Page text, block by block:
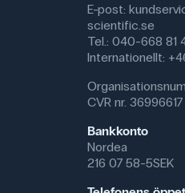
E-post:
scientific.se
Tel.: 040-668 81
Internationellt:
CVR nr. 36996617
Bankkonto
Nordea
216 07 58-5SEK